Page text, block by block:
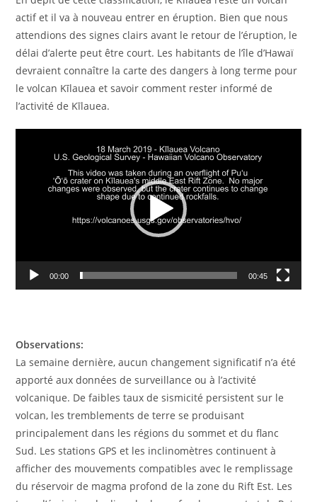
actif et il va à nouveau entrer en éruption. Bien que nous
attendions des signes clairs avant le retour de l’éruption, le
délai d’alerte peut être court. Les habitants de l’île d’Hawaï
devraient connaître la carte des dangers à long terme pour
le volcan Kīlauea et savoir comment rester informé de
l’activité de Kīlauea.
00:00 00:45
Observations:
La semaine dernière, aucun changement significatif n’a été
apporté aux données de surveillance ou à l’activité
volcanique. De faibles taux de sismicité persistent sur le
volcan, les tremblements de terre se produisant
principalement dans les régions du sommet et du flanc
Sud. Les stations GPS et les inclinomètres continuent à
afficher des mouvements compatibles avec le remplissage
du réservoir de magma profond de la zone du Rift Est. Les